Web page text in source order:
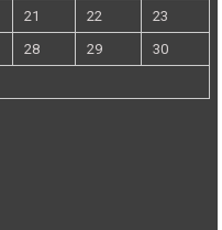
21 22
23
28 29
30